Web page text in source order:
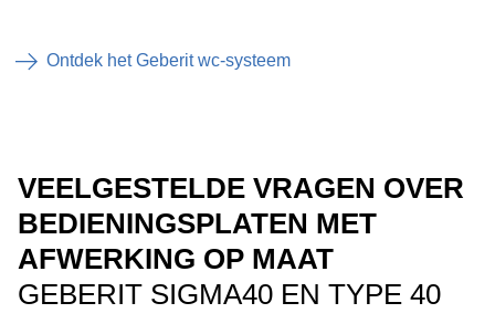
Ontdek het Geberit wc-systeem
VEELGESTELDE VRAGEN OVER
BEDIENINGSPLATEN MET
AFWERKING OP MAAT
GEBERIT SIGMA40 EN TYPE 40